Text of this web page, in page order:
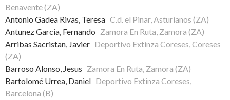
Benavente (ZA)
Antonio Gadea Rivas, Teresa C.d. el Pinar, Asturianos (ZA)
Antunez Garcia, Fernando Zamora En Ruta, Zamora (ZA)
Arribas Sacristan, Javier Deportivo Extinza Coreses, Coreses
(ZA)
Barroso Alonso, Jesus Zamora En Ruta, Zamora (ZA)
Bartolomé Urrea, Daniel Deportivo Extinza Coreses,
Barcelona (B)